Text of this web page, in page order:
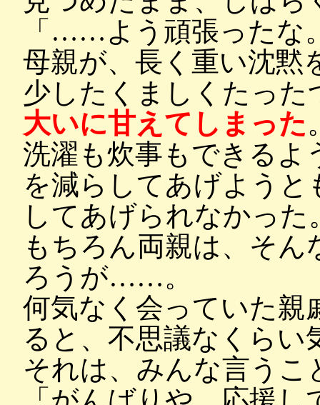
「……よう頑張ったな
母親が、長く重い沈黙
少したくましくたった
大いに甘えてしまった
洗濯も炊事もできるよ
を減らしてあげよう
してあげられなかった
もちろん両親は、そ
ろうが……。
何気なく会っていた親
ると、不思議なくらい
それは、みんな言う